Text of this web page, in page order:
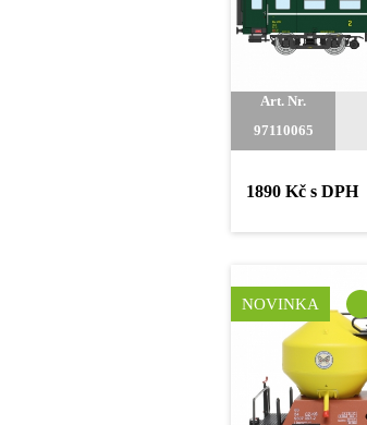
Art. Nr.
97110065
1890 Kč s DPH
NOVINKA